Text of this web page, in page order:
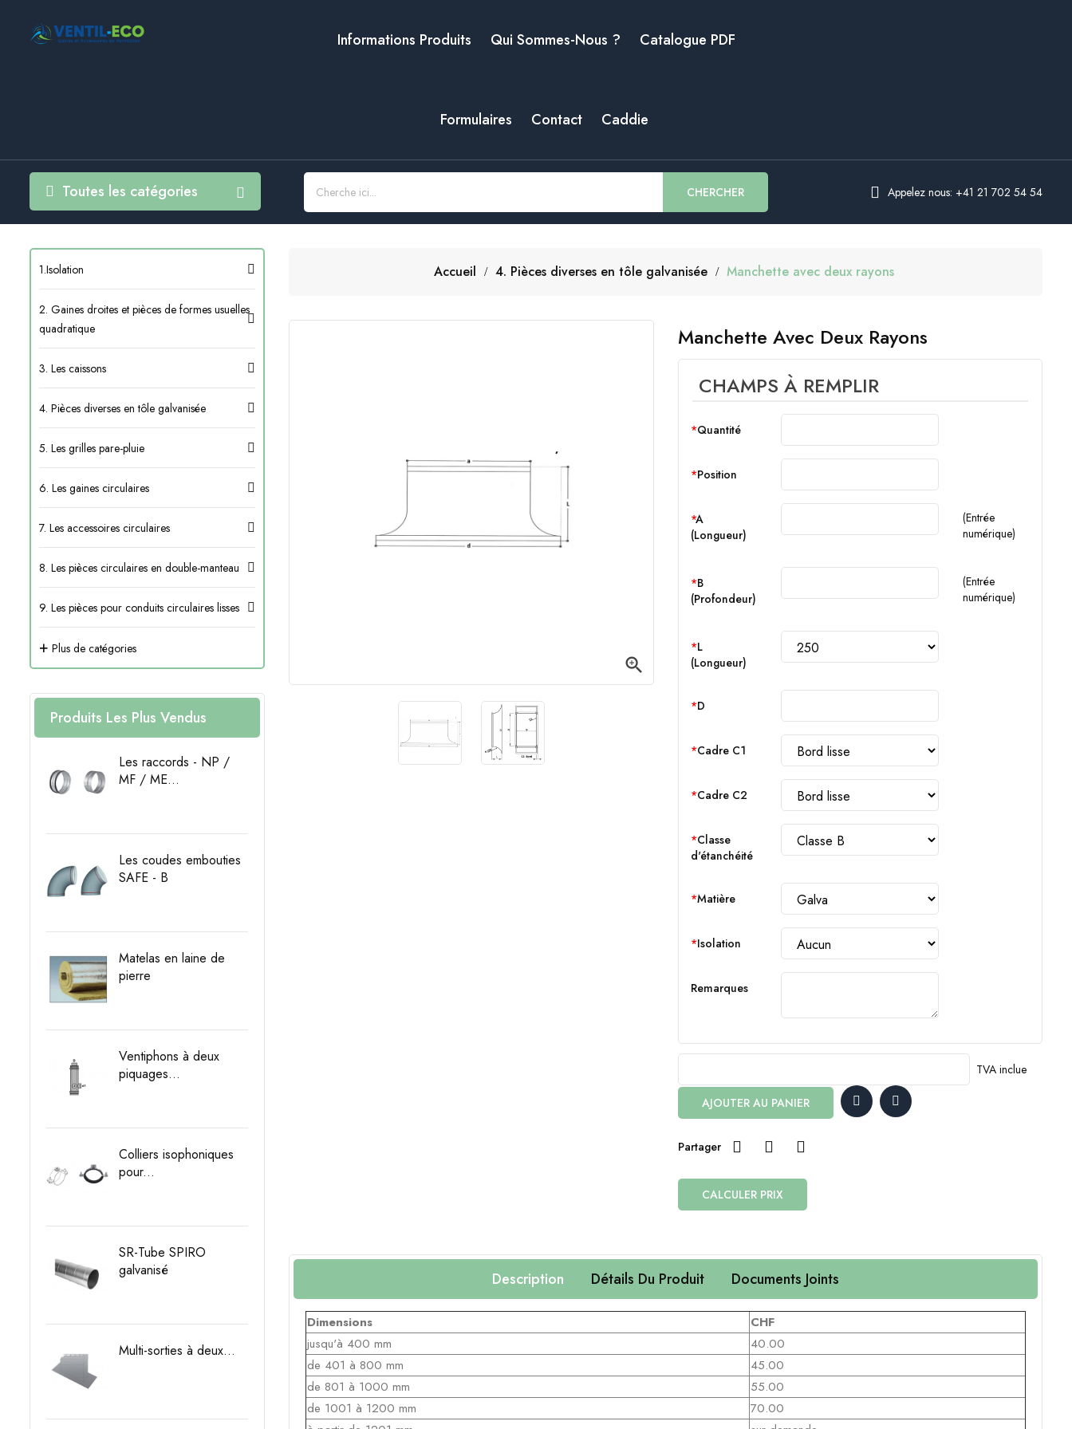
Informations Produits Qui Sommes-Nous ? Catalogue PDF
Formulaires Contact Caddie
Toutes les catégories CHERCHER Appelez nous: +41 21 702 54 54
1.Isolation
2. Gaines droites et pièces de formes usuelles
quadratique
3. Les caissons
4. Pièces diverses en tôle galvanisée
5. Les grilles pare-pluie
6. Les gaines circulaires
7. Les accessoires circulaires
8. Les pièces circulaires en double-manteau
9. Les pièces pour conduits circulaires lisses
+ Plus de catégories
Produits Les Plus Vendus
Les raccords - NP /
MF / ME...
Les coudes embouties
SAFE - B
Matelas en laine de
pierre
Ventiphons à deux
piquages...
Colliers isophoniques
pour...
SR-Tube SPIRO
galvanisé
Multi-sorties à deux...
Accueil 4. Pièces diverses en tôle galvanisée Manchette avec deux rayons

Manchette Avec Deux Rayons
CHAMPS À REMPLIR
Quantité
Position
A
(Longueur)
(Entrée
numérique)
B
(Profondeur)
(Entrée
numérique)
L
(Longueur)
D
Cadre C1
Cadre C2
Classe
d'étanchéité
Matière
Isolation
Remarques
TVA inclue
AJOUTER AU PANIER
Partager
CALCULER PRIX
Description Détails Du Produit Documents Joints
Dimensions
CHF
jusqu'à 400 mm
40.00
de 401 à 800 mm
45.00
de 801 à 1000 mm
55.00
de 1001 à 1200 mm
70.00